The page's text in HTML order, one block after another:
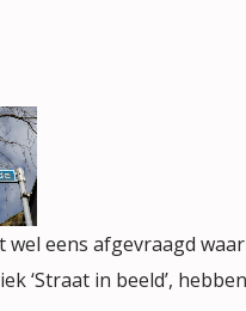
wel eens afgevraagd
‘Straat in beeld’,